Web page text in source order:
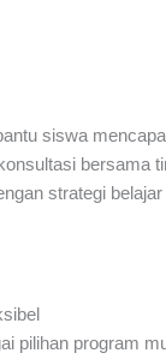
siswa
bersama
strategi
pilihan program